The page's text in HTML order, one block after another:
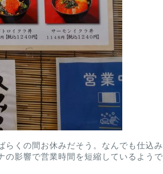
らくの間お休みだそう。なんでも仕込み
の影響で営業時間を短縮しているようで